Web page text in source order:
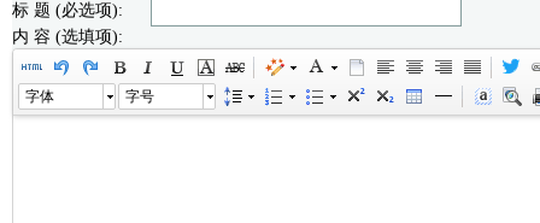
标 题 (必选项):
内 容 (选填项):
字体 字号